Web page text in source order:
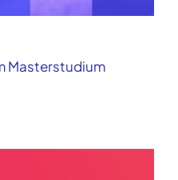
Masterstudium